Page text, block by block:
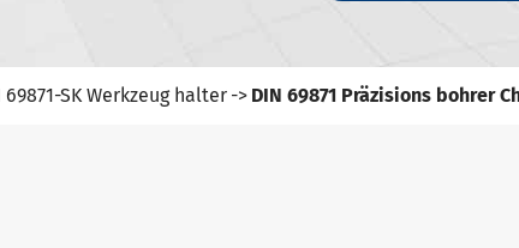
(ISO12164-1)-HSK-T Werkzeug
69871-SK Werkzeug halter DIN 69871 Präzisions bohrer